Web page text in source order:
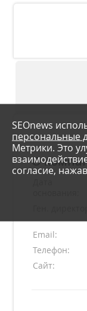
О
Email:
Телефон:
Сайт:
SEOnews
персональные
Метрики. Это
согласие,